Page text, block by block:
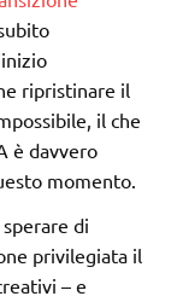
ripristinare il
il che
è davvero
momento.
di
privilegiata il
– e